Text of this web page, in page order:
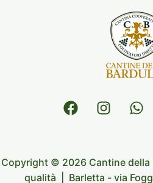
Copyright © 2026 Cantine della
qualità | Barletta -via